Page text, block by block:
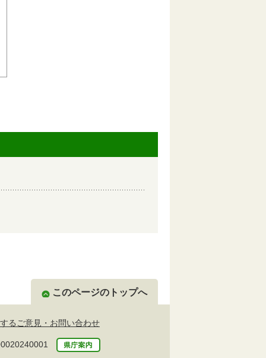
このページのトップへ
るご意見・お問い合わせ